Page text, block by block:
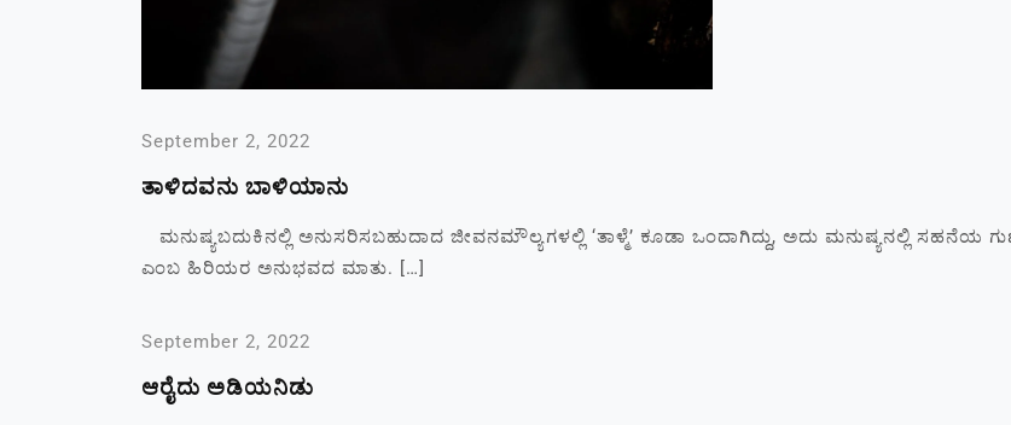
September 2, 2022
ತಾಳಿದವನು ಬಾಳಿಯಾನು
ಮನುಷ್ಯಬದುಕಿನಲ್ಲಿ ಅನುಸರಿಸಬಹುದಾದ ಜೀವನಮೌಲ್ಯಗಳಲ್ಲಿ ‘ತಾಳ್ಮೆ’ ಕೂಡಾ ಒಂದಾಗಿದ್ದು, ಅದು ಮನುಷ್ಯನಲ್ಲಿ ಸಹನೆಯ
ಎಂಬ ಹಿರಿಯರ ಅನುಭವದ ಮಾತು. […]
September 2, 2022
ಆರೈದು ಅಡಿಯನಿಡು